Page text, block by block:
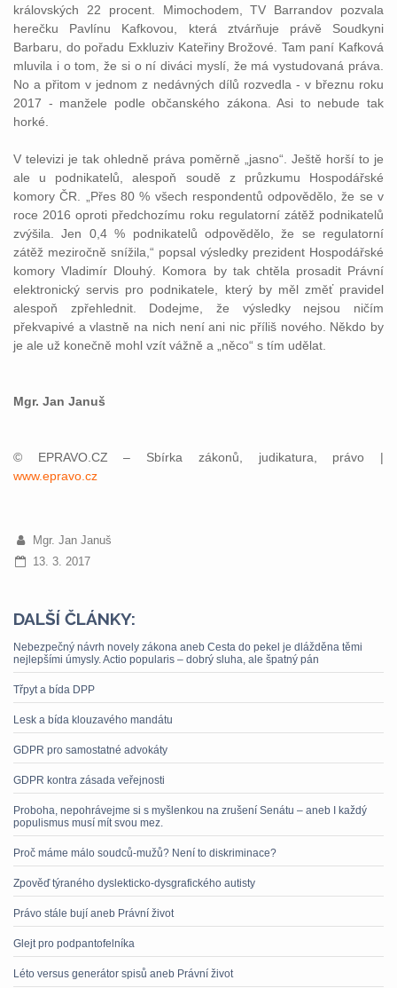
královských 22 procent. Mimochodem, TV Barrandov pozvala
herečku Pavlínu Kafkovou, která ztvárňuje právě Soudkyni
Barbaru, do pořadu Exkluziv Kateřiny Brožové. Tam paní Kafková
mluvila i o tom, že si o ní diváci myslí, že má vystudovaná práva.
No a přitom v jednom z nedávných dílů rozvedla - v březnu roku
2017 - manžele podle občanského zákona. Asi to nebude tak
horké.
V televizi je tak ohledně práva poměrně „jasno“. Ještě horší to je
ale u podnikatelů, alespoň soudě z průzkumu Hospodářské
komory ČR. „Přes 80 % všech respondentů odpovědělo, že se v
roce 2016 oproti předchozímu roku regulatorní zátěž podnikatelů
zvýšila. Jen 0,4 % podnikatelů odpovědělo, že se regulatorní
zátěž meziročně snížila,“ popsal výsledky prezident Hospodářské
komory Vladimír Dlouhý. Komora by tak chtěla prosadit Právní
elektronický servis pro podnikatele, který by měl změť pravidel
alespoň zpřehlednit. Dodejme, že výsledky nejsou ničím
překvapivé a vlastně na nich není ani nic příliš nového. Někdo by
je ale už konečně mohl vzít vážně a „něco“ s tím udělat.
Mgr. Jan Januš
© EPRAVO.CZ – Sbírka zákonů, judikatura, právo |
www.epravo.cz
Mgr. Jan Januš
13. 3. 2017
DALŠÍ ČLÁNKY:
Nebezpečný návrh novely zákona aneb Cesta do pekel je dlážděna těmi
nejlepšími úmysly. Actio popularis – dobrý sluha, ale špatný pán
Třpyt a bída DPP
Lesk a bída klouzavého mandátu
GDPR pro samostatné advokáty
GDPR kontra zásada veřejnosti
Proboha, nepohrávejme si s myšlenkou na zrušení Senátu – aneb I každý
populismus musí mít svou mez.
Proč máme málo soudců-mužů? Není to diskriminace?
Zpověď týraného dyslekticko-dysgrafického autisty
Právo stále bují aneb Právní život
Glejt pro podpantofelníka
Léto versus generátor spisů aneb Právní život